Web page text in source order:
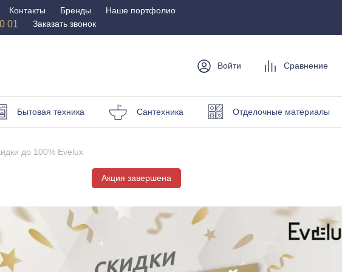
Контакты Бренды Наше портфолио
01 Заказать звонок
Войти Сравнение
Бытовая техника Сантехника Отделочные материалы
стулья
спальни
Наматрасники
мебель
Кресла для офиса
улицы
Шезлонги и зонты
до 100% Evelux
Акция завершена